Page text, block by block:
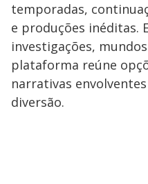
temporadas,
e produções inéditas.
investigações,
plataforma reúne
narrativas
diversão.